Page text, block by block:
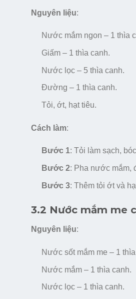
Nguyên liệu:
Nước mắm ngon – 1 thìa
Giấm – 1 thìa canh.
Nước lọc – 5 thìa canh.
Đường – 1 thìa canh.
Tỏi, ớt, hạt tiêu.
Cách làm:
Bước 1: Tỏi làm sạch,
Bước 2: Pha nước mắm,
Bước 3: Thêm tỏi ớt và
3.2 Nước mắm me
Nguyên liệu:
Nước sốt mắm me – 1
Nước mắm – 1 thìa canh.
Nước lọc – 1 thìa canh.